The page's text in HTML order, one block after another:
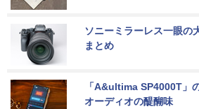
ソニーミラーレス一眼の
まとめ
「A&ultima SP4000T」
オーディオの醍醐味